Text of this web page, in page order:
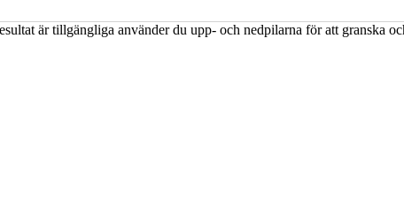
är tillgängliga använder du upp- och nedpilarna för att granska